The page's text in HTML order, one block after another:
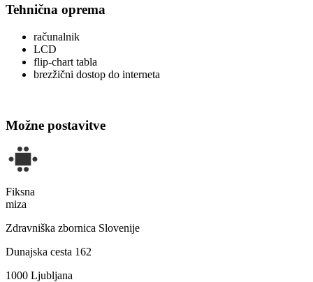
Tehnična oprema
računalnik
LCD
flip-chart tabla
brezžični dostop do interneta
Možne postavitve
Fiksna
miza
Zdravniška zbornica Slovenije
Dunajska cesta 162
1000 Ljubljana